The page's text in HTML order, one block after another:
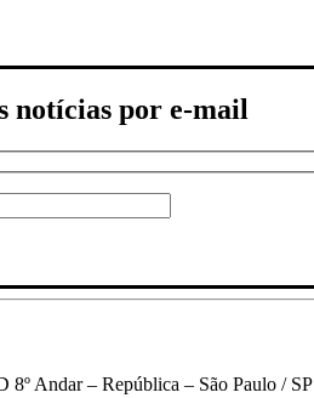
notícias por e-mail
8º Andar – República – São Paulo / SP